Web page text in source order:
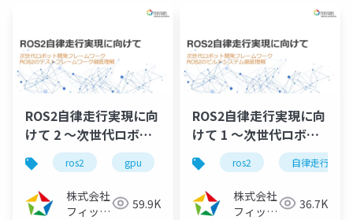
ROS2自律走行実現に向
けて 2 ～次世代ロボッ
ト開発フレームワーク
ROS2のビルドシステム
徹底理解～
（2022/11/30）
ros2 gpu ロボット 自律走行
株式会社
フィック
59.9K
ROS2自律走行実現に向
けて 1 ～次世代ロボッ
ト開発フレームワーク
ROS2のビルドシステム
徹底理解～
（2022/10/17）
ros2 自律走行
株式会社
フィック
36.7K